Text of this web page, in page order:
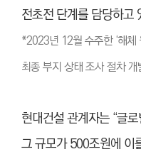
전초전 단계를 담당하고
*2023년 12월 수주한 ‘해
최종 부지 상태 조사 절차 개
현대건설 관계자는 “글
그 규모가 500조원에 이